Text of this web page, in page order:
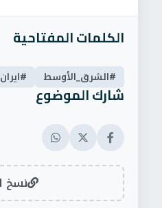
الكلمات المفتاحية
#الشرق_الأوسط #ايران
شارك الموضوع
نسخ الرابط